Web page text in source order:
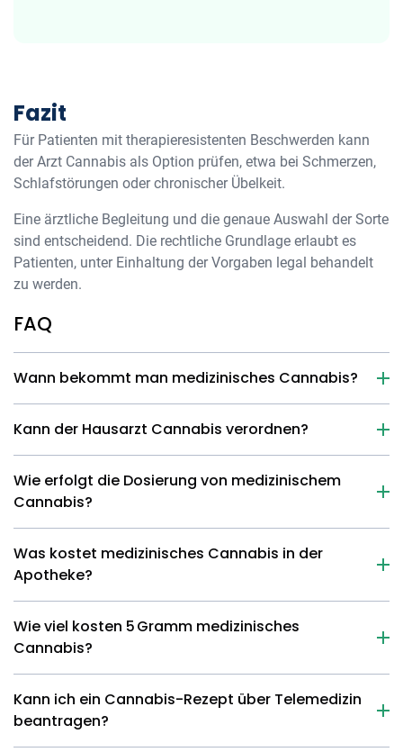
Fazit
Für Patienten mit therapieresistenten Beschwerden kann
der Arzt Cannabis als Option prüfen, etwa bei Schmerzen,
Schlafstörungen oder chronischer Übelkeit.
Eine ärztliche Begleitung und die genaue Auswahl der Sorte
sind entscheidend. Die rechtliche Grundlage erlaubt es
Patienten, unter Einhaltung der Vorgaben legal behandelt
zu werden.
FAQ
Wann bekommt man medizinisches Cannabis?
Kann der Hausarzt Cannabis verordnen?
Wie erfolgt die Dosierung von medizinischem
Cannabis?
Was kostet medizinisches Cannabis in der
Apotheke?
Wie viel kosten 5 Gramm medizinisches
Cannabis?
Kann ich ein Cannabis-Rezept über Telemedizin
beantragen?